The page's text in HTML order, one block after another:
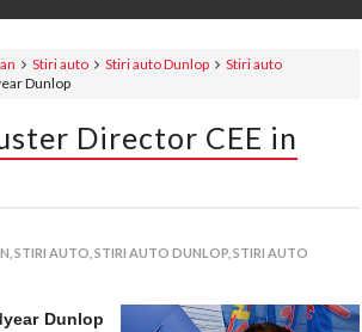
Stiri auto Stiri auto Dunlop
Stiri auto
Dunlop
Director CEE in
STIRI AUTO, STIRI AUTO DUNLOP, STIRI AUTO
Dunlop